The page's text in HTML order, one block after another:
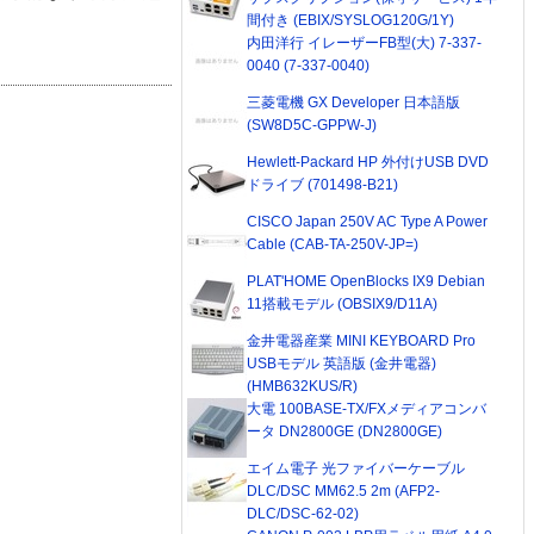
間付き (EBIX/SYSLOG120G/1Y)
内田洋行 イレーザーFB型(大) 7-337-
0040 (7-337-0040)
三菱電機 GX Developer 日本語版
(SW8D5C-GPPW-J)
Hewlett-Packard HP 外付けUSB DVD
ドライブ (701498-B21)
CISCO Japan 250V AC Type A Power
Cable (CAB-TA-250V-JP=)
PLAT'HOME OpenBlocks IX9 Debian
11搭載モデル (OBSIX9/D11A)
金井電器産業 MINI KEYBOARD Pro
USBモデル 英語版 (金井電器)
(HMB632KUS/R)
大電 100BASE-TX/FXメディアコンバ
ータ DN2800GE (DN2800GE)
エイム電子 光ファイバーケーブル
DLC/DSC MM62.5 2m (AFP2-
DLC/DSC-62-02)